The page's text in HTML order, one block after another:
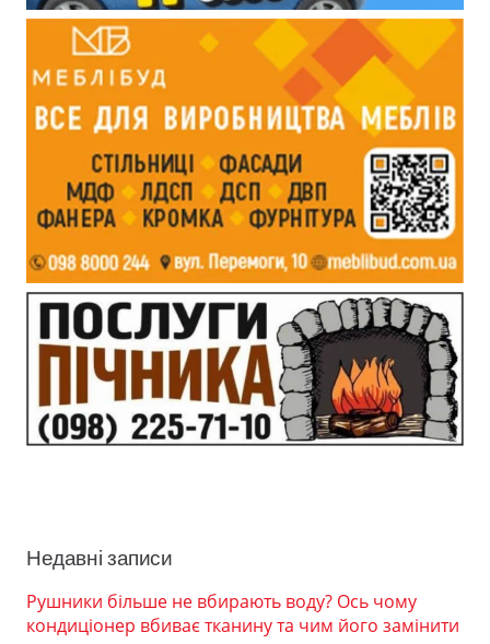
Недавні записи
Рушники більше не вбирають воду? Ось чому
кондиціонер вбиває тканину та чим його замінити